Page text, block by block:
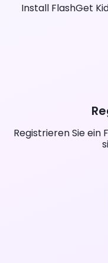
Install FlashGet
Registrieren Sie ein